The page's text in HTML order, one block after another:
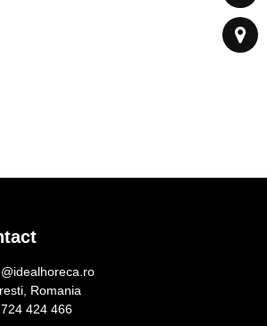
Romania
424 466